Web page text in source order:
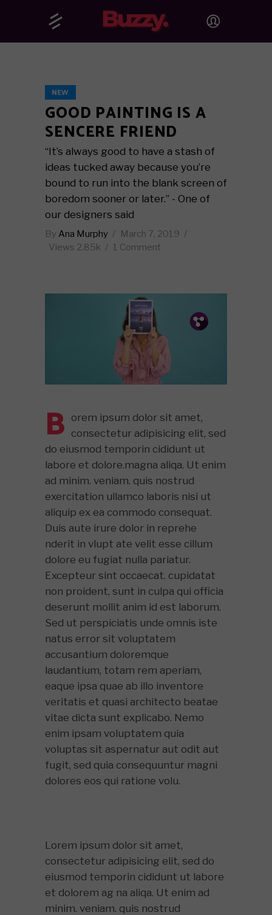
NEW
GOOD PAINTING IS A
SENCERE FRIEND
“It’s always good to have a stash of
ideas tucked away because you’re
bound to run into the blank screen of
boredom sooner or later.” - One of
our designers said
By Ana Murphy
March 7, 2019
Views 2.85k 1 Comment
Fb.
Tw.
Pin.
B orem ipsum dolor sit amet,
consectetur adipisicing elit, sed
do eiusmod temporin cididunt ut
labore et dolore.magna aliqa. Ut enim
ad minim. veniam. quis nostrud
exercitation ullamco laboris nisi ut
aliquip ex ea commodo consequat.
Duis aute irure dolor in reprehe
nderit in vlupt ate velit esse cillum
dolore eu fugiat nulla pariatur.
Excepteur sint occaecat. cupidatat
non proident, sunt in culpa qui officia
deserunt mollit anim id est laborum.
Sed ut perspiciatis unde omnis iste
natus error sit voluptatem
accusantium doloremque
laudantium, totam rem aperiam,
eaque ipsa quae ab illo inventore
veritatis et quasi architecto beatae
vitae dicta sunt explicabo. Nemo
enim ipsam voluptatem quia
voluptas sit aspernatur aut odit aut
fugit, sed quia consequuntur magni
dolores eos qui ratione volu.
Lorem ipsum dolor sit amet,
consectetur adipisicing elit, sed do
eiusmod temporin cididunt ut labore
et dolorem ag na aliqa. Ut enim ad
minim. veniam. quis nostrud